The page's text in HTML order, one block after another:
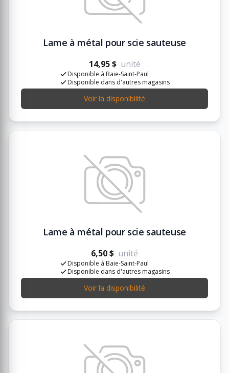
Lame à métal pour scie sauteuse
14,95 $ unité
Disponible à Baie-Saint-Paul
Disponible dans d'autres magasins
Voir la disponibilité
Lame à métal pour scie sauteuse
6,50 $ unité
Disponible à Baie-Saint-Paul
Disponible dans d'autres magasins
Voir la disponibilité